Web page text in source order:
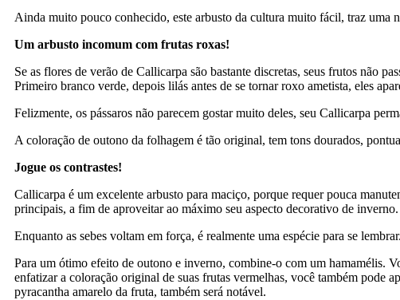
Ainda muito pouco conhecido, este arbusto da cultura muito fácil, traz uma
Um arbusto incomum com frutas roxas!
Se as flores de verão de Callicarpa são bastante discretas, seus frutos não
Primeiro branco verde, depois lilás antes de se tornar roxo ametista, eles
Felizmente, os pássaros não parecem gostar muito deles, seu Callicarpa
A coloração de outono da folhagem é tão original, tem tons dourados,
Jogue os contrastes!
Callicarpa é um excelente arbusto para maciço, porque requer pouca
principais, a fim de aproveitar ao máximo seu aspecto decorativo de inverno.
Enquanto as sebes voltam em força, é realmente uma espécie para se
Para um ótimo efeito de outono e inverno, combine-o com um hamamélis.
enfatizar a coloração original de suas frutas vermelhas, você também
pyracantha amarelo da fruta, também será notável.